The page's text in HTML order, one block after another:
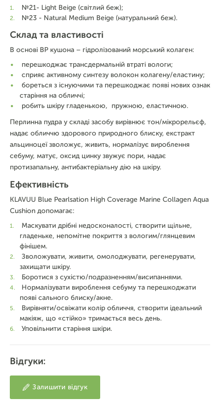
№21- Light Beige (світлий беж);
№23 - Natural Medium Beige (натуральний беж).
Склад та властивості
В основі ВР кушона – гідролізований морський колаген:
перешкоджає трансдермальній втраті вологи;
сприяє активному синтезу волокон колагену/еластину;
бореться з існуючими та перешкоджає появі нових ознак
старіння на обличчі;
робить шкіру гладенькою, пружною, еластичною.
Перлинна пудра у складі засобу вирівнює тон/мікрорельєф,
надає обличчю здорового природного блиску, екстракт
альциноцеї зволожує, живить, нормалізує вироблення
себуму, матує, оксид цинку звужує пори, надає
протизапальну, антибактеріальну дію на шкіру.
Ефективність
KLAVUU Blue Pearlsation High Coverage Marine Collagen Aqua
Cushion допомагає:
Маскувати дрібні недосконалості, створити щільне,
гладеньке, непомітне покриття з вологим/глянцевим
фінішем.
Зволожувати, живити, омолоджувати, регенерувати,
захищати шкіру.
Боротися з сухістю/подразненням/висипаннями.
Нормалізувати вироблення себуму та перешкоджати
появі сального блиску/акне.
Вирівняти/освіжати колір обличчя, створити ідеальний
макіяж, що «стійко» тримається весь день.
Уповільнити старіння шкіри.
Відгуки:
Залишити відгук